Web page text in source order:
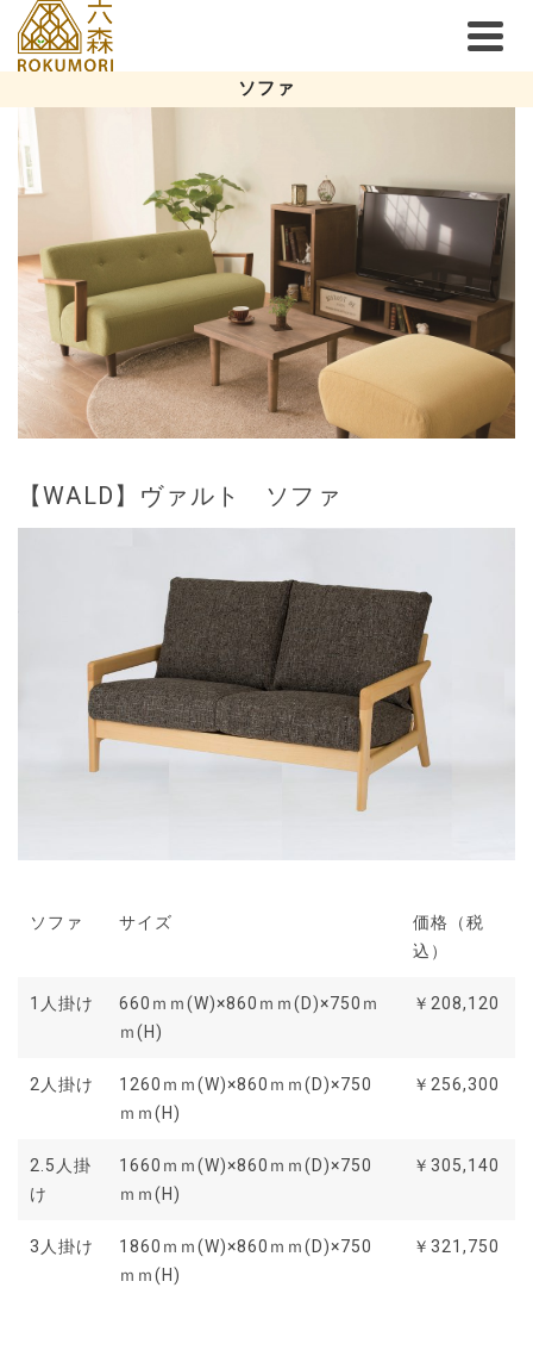
ソファ
【WALD】ヴァルト ソファ
ソファ サイズ
価格（税
込）
1人掛け
660ｍｍ(W)×860ｍｍ(D)×750ｍ
ｍ(H)
￥208,120
2人掛け
1260ｍｍ(W)×860ｍｍ(D)×750
ｍｍ(H)
￥256,300
2.5人掛
け
1660ｍｍ(W)×860ｍｍ(D)×750
ｍｍ(H)
￥305,140
3人掛け
1860ｍｍ(W)×860ｍｍ(D)×750
ｍｍ(H)
￥321,750